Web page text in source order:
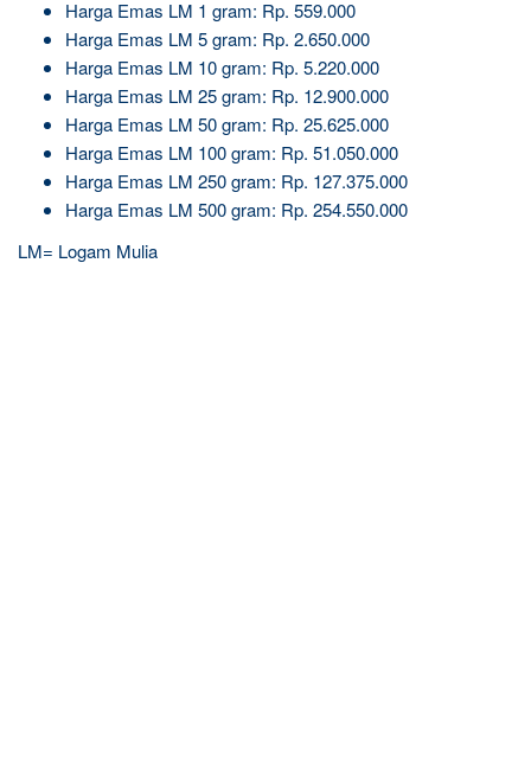
Harga Emas LM 1 gram: Rp. 559.000
Harga Emas LM 5 gram: Rp. 2.650.000
Harga Emas LM 10 gram: Rp. 5.220.000
Harga Emas LM 25 gram: Rp. 12.900.000
Harga Emas LM 50 gram: Rp. 25.625.000
Harga Emas LM 100 gram: Rp. 51.050.000
Harga Emas LM 250 gram: Rp. 127.375.000
Harga Emas LM 500 gram: Rp. 254.550.000
LM= Logam Mulia